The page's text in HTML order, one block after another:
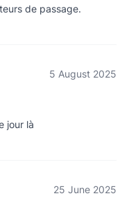
de passage.
5 August 2025
jour là
25 June 2025